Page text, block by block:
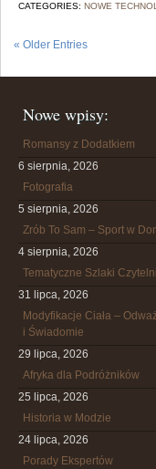
CATEGORIES: NOWE
« Older Entries
Nowe wpisy:
Romansy z Dodatkiem
6 sierpnia, 2026
Fotografia
5 sierpnia, 2026
Zrób To Sam – Sport w
4 sierpnia, 2026
Tematyczne Szlaki
31 lipca, 2026
Modyfikacje Ciała –
i Świadomie
29 lipca, 2026
Afryka dla Podróżników
25 lipca, 2026
Historia w Modzie
24 lipca, 2026
Porady Ekspertów